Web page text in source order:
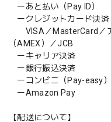
ーあと払い（Pay ID）
ークレジットカード決済
VISA／MasterCard／ア
（AMEX）／JCB
ーキャリア決済
ー銀行振込決済
ーコンビニ（Pay-easy
ーAmazon Pay
【配送について】